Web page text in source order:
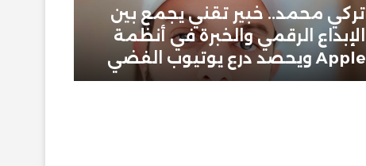
تركي محمد.. خبير تقني يجمع بين
الإبداع الرقمي والخبرة في أنظمة
Apple ويحصد درع يوتيوب الفضي